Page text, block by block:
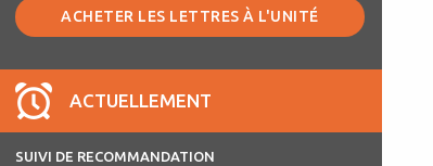
ACHETER LES LETTRES À L'UNITÉ
ACTUELLEMENT
SUIVI DE RECOMMANDATION